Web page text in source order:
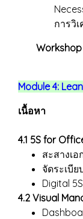
การวิ
Module 4:
เนื้อหา
4.1 5S for
สะสางเอ
จัดระเบีย
Digital 5S
4.2 Visual